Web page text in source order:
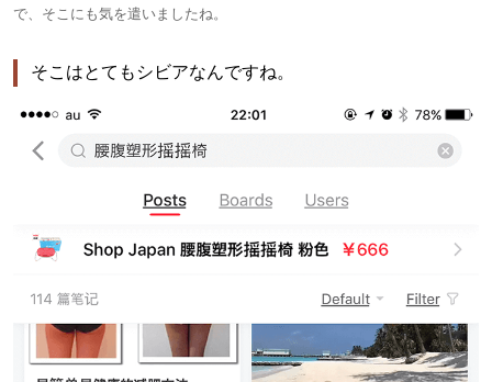
で、そこにも気を遣いましたね。
そこはとてもシビアなんですね。